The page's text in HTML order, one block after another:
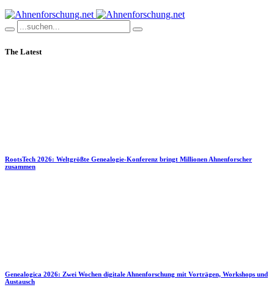
The Latest
RootsTech 2026: Weltgrößte Genealogie-Konferenz bringt Millionen Ahnenforscher
zusammen
Genealogica 2026: Zwei Wochen digitale Ahnenforschung mit Vorträgen, Workshops und
Austausch